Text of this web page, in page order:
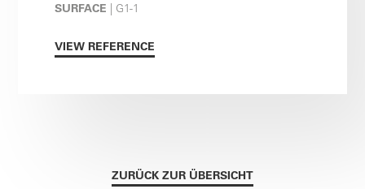
SURFACE | G1-1
VIEW REFERENCE
ZURÜCK ZUR ÜBERSICHT